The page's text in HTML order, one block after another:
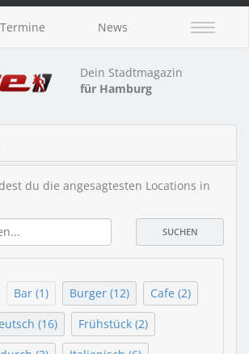
Termine News
Dein Stadtmagazin
für Hamburg
du die angesagtesten Locations in
SUCHEN
Bar (1) Burger (12)
Cafe (2)
(16)
Frühstück (2)